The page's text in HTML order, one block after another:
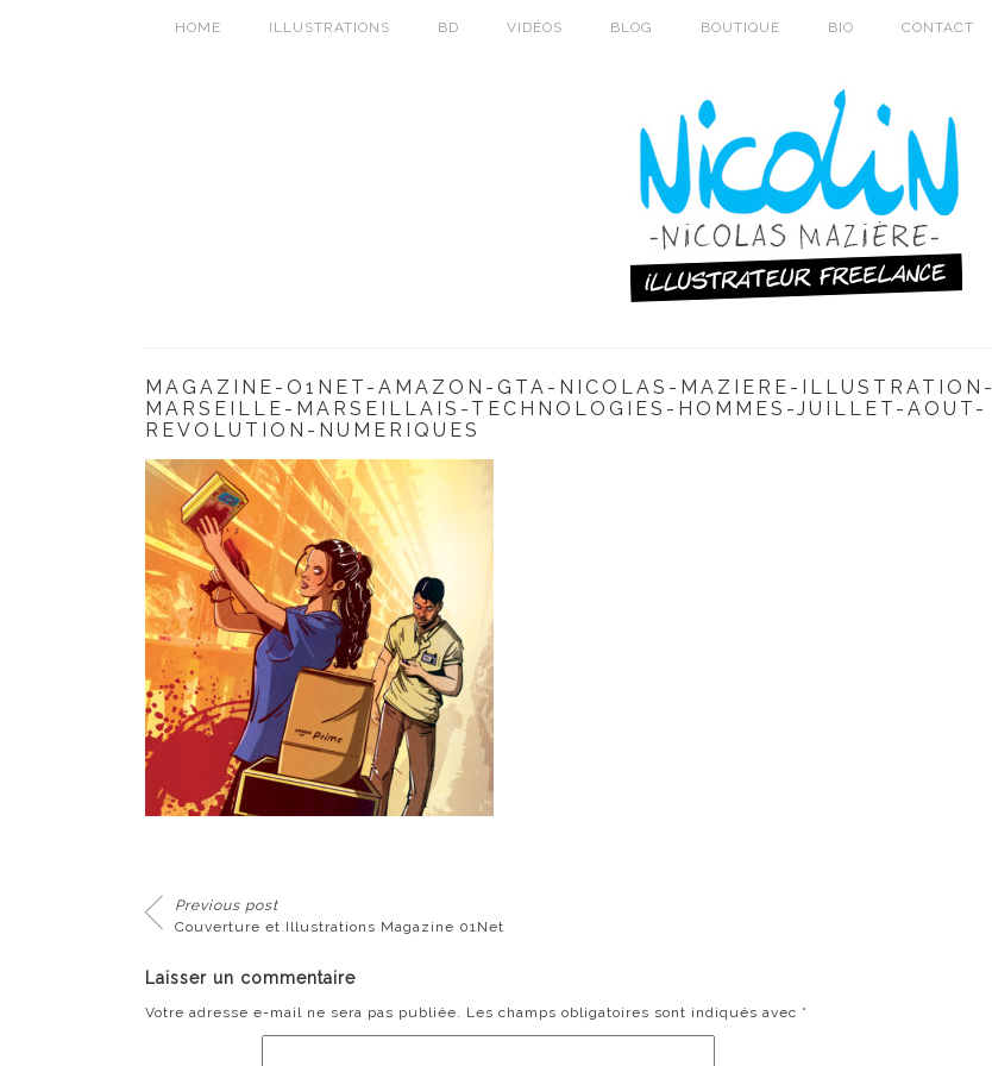
HOME ILLUSTRATIONS BD VIDÉOS BLOG BOUTIQUE BIO CONTACT
MAGAZINE-O1NET-AMAZON-GTA-NICOLAS-MAZIERE-ILLUSTRATION-
MARSEILLE-MARSEILLAIS-TECHNOLOGIES-HOMMES-JUILLET-AOUT-
REVOLUTION-NUMERIQUES
Previous post
Couverture et Illustrations Magazine 01Net
Laisser un commentaire
Votre adresse e-mail ne sera pas publiée. Les champs obligatoires sont indiqués avec *